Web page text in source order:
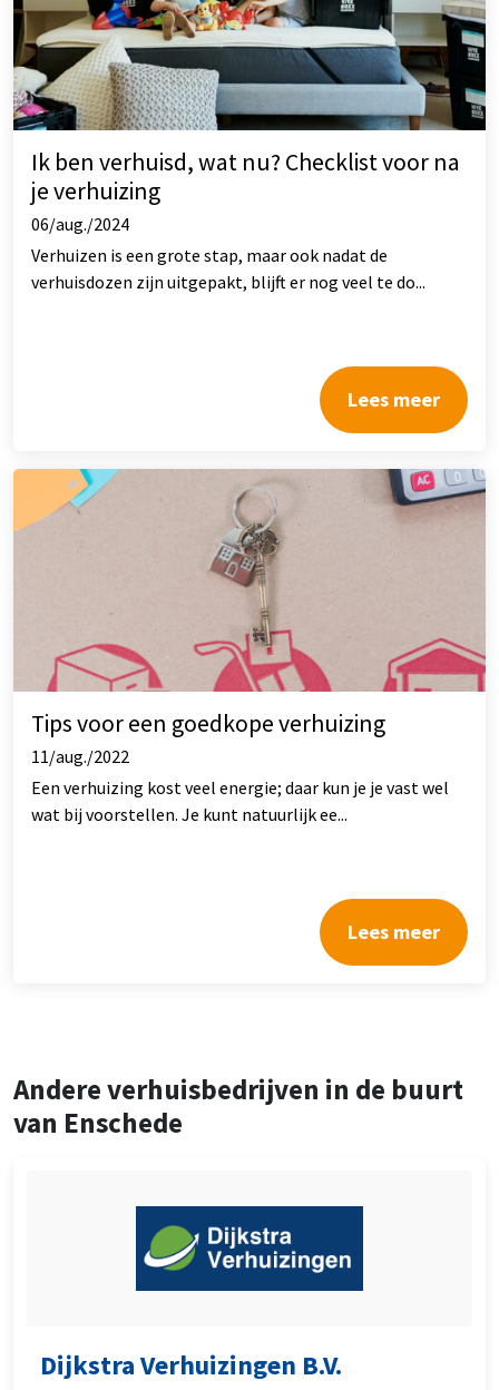
Ik ben verhuisd, wat nu? Checklist voor na
je verhuizing
06/aug./2024
Verhuizen is een grote stap, maar ook nadat de
verhuisdozen zijn uitgepakt, blijft er nog veel te do...
Lees meer
Tips voor een goedkope verhuizing
11/aug./2022
Een verhuizing kost veel energie; daar kun je je vast wel
wat bij voorstellen. Je kunt natuurlijk ee...
Lees meer
Andere verhuisbedrijven in de buurt
van Enschede
Dijkstra Verhuizingen B.V.